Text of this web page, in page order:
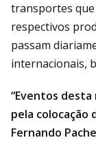
transportes
respectivos
passam
internacionais,
“Eventos
pela colocação
Fernando